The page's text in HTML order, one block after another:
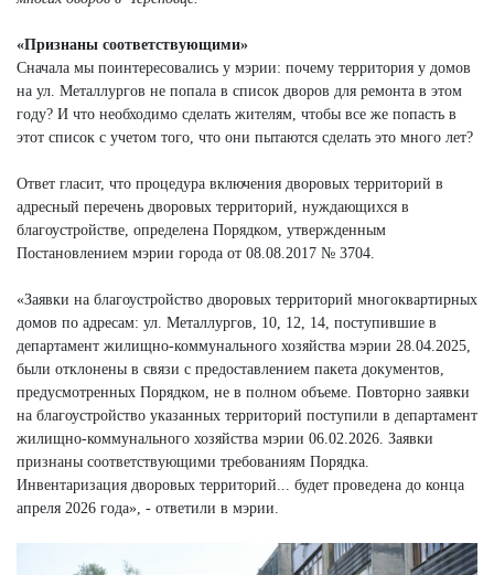
«Признаны соответствующими»
Сначала мы поинтересовались у мэрии: почему территория у домов
на ул. Металлургов не попала в список дворов для ремонта в этом
году? И что необходимо сделать жителям, чтобы все же попасть в
этот список с учетом того, что они пытаются сделать это много лет?
Ответ гласит, что процедура включения дворовых территорий в
адресный перечень дворовых территорий, нуждающихся в
благоустройстве, определена Порядком, утвержденным
Постановлением мэрии города от 08.08.2017 № 3704.
«Заявки на благоустройство дворовых территорий многоквартирных
домов по адресам: ул. Металлургов, 10, 12, 14, поступившие в
департамент жилищно-коммунального хозяйства мэрии 28.04.2025,
были отклонены в связи с предоставлением пакета документов,
предусмотренных Порядком, не в полном объеме. Повторно заявки
на благоустройство указанных территорий поступили в департамент
жилищно-коммунального хозяйства мэрии 06.02.2026. Заявки
признаны соответствующими требованиям Порядка.
Инвентаризация дворовых территорий... будет проведена до конца
апреля 2026 года», - ответили в мэрии.